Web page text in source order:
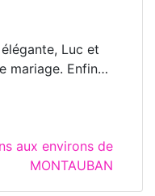
Luc et
mariage. Enfin…
aux environs de
MONTAUBAN